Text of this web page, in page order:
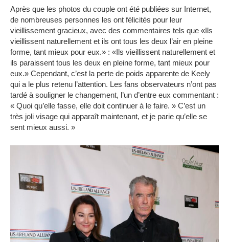
Après que les photos du couple ont été publiées sur Internet,
de nombreuses personnes les ont félicités pour leur
vieillissement gracieux, avec des commentaires tels que «Ils
vieillissent naturellement et ils ont tous les deux l’air en pleine
forme, tant mieux pour eux.» : «Ils vieillissent naturellement et
ils paraissent tous les deux en pleine forme, tant mieux pour
eux.» Cependant, c’est la perte de poids apparente de Keely
qui a le plus retenu l’attention. Les fans observateurs n’ont pas
tardé à souligner le changement, l’un d’entre eux commentant :
« Quoi qu’elle fasse, elle doit continuer à le faire. » C’est un
très joli visage qui apparaît maintenant, et je parie qu’elle se
sent mieux aussi. »